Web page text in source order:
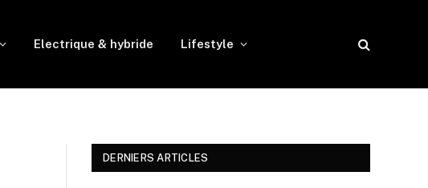
Electrique & hybride Lifestyle
DERNIERS ARTICLES